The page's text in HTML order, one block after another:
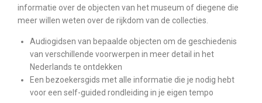
informatie over de objecten van het museum of diegene die
meer willen weten over de rijkdom van de collecties.
Audiogidsen van bepaalde objecten om de geschiedenis
van verschillende voorwerpen in meer detail in het
Nederlands te ontdekken
Een bezoekersgids met alle informatie die je nodig hebt
voor een self-guided rondleiding in je eigen tempo